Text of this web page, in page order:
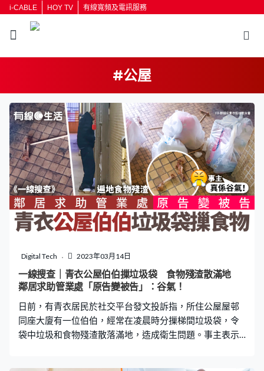
i-CABLE HOY TV 有線寬頻及電訊服務
#公屋
按輸入鍵開始搜尋
Digital Tech 2023年03月14日
一線搜查｜青衣公屋伯伯摷垃圾袋 食物殘渣散滿地
鄰居求助管業處「原告變被告」：谷氣！
日前，有青衣居民於社交平台發文投訴指，所住公屋屋邨
同座大廈有一位伯伯，經常在凌晨時分摷梯間垃圾袋，令
袋中垃圾和食物殘渣散落滿地，造成衛生問題。事主表示